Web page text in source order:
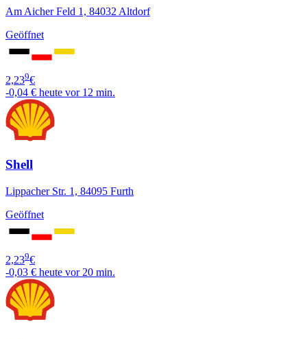
Am Aicher Feld 1, 84032 Altdorf
Geöffnet
2,239€
-0,04 € heute vor 12 min.
Shell
Lippacher Str. 1, 84095 Furth
Geöffnet
2,239€
-0,03 € heute vor 20 min.